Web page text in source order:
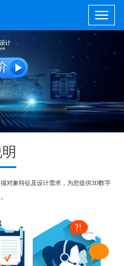
对象特征及设计需求，为您提供3D数字